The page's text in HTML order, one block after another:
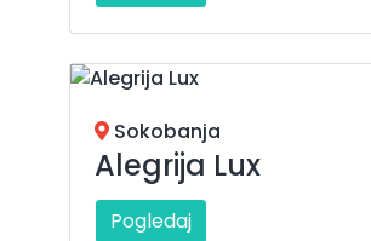
Sokobanja
Alegrija Lux
Pogledaj